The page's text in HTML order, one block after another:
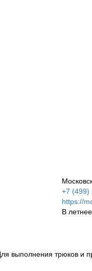
+7 (499)
https://
В
выполнения трюков